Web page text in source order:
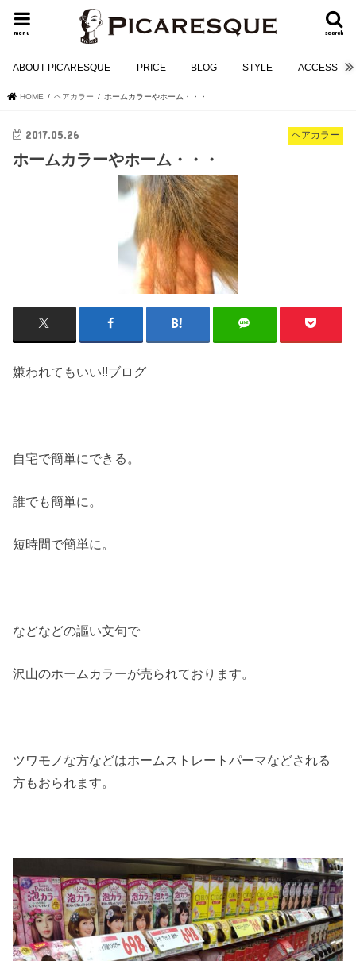
search
menu
ABOUT PICARESQUE PRICE BLOG STYLE ACCESS
HOME ヘアカラー ホームカラーやホーム・・・
ヘアカラー
2017.05.26
ホームカラーやホーム・・・
嫌われてもいい!!ブログ
自宅で簡単にできる。
誰でも簡単に。
短時間で簡単に。
などなどの謳い文句で
沢山のホームカラーが売られております。
ツワモノな方などはホームストレートパーマなどされる
方もおられます。